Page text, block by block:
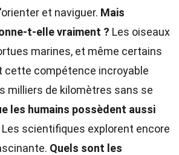
et naviguer. Mais
t-elle vraiment ? Les oiseaux
marines, et même certains
compétence incroyable
milliers de kilomètres sans se
les humains possèdent aussi
Les scientifiques explorent encore
Quels sont les